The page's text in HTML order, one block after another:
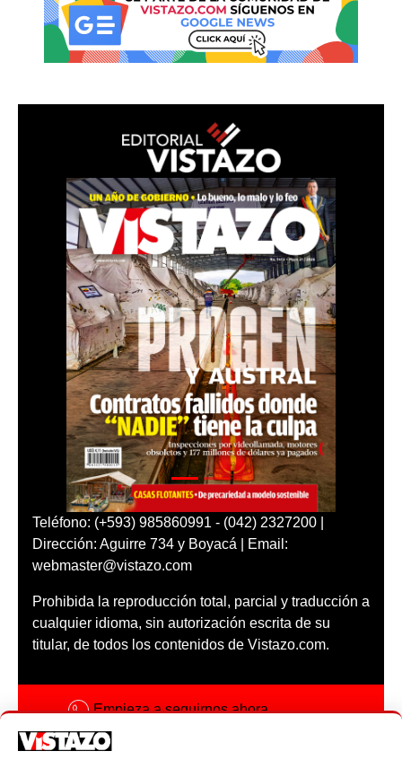
Teléfono: (+593) 985860991 - (042) 2327200 |
Dirección: Aguirre 734 y Boyacá | Email:
webmaster@vistazo.com
Prohibida la reproducción total, parcial y traducción a
cualquier idioma, sin autorización escrita de su
titular, de todos los contenidos de Vistazo.com.
Empieza a seguirnos ahora